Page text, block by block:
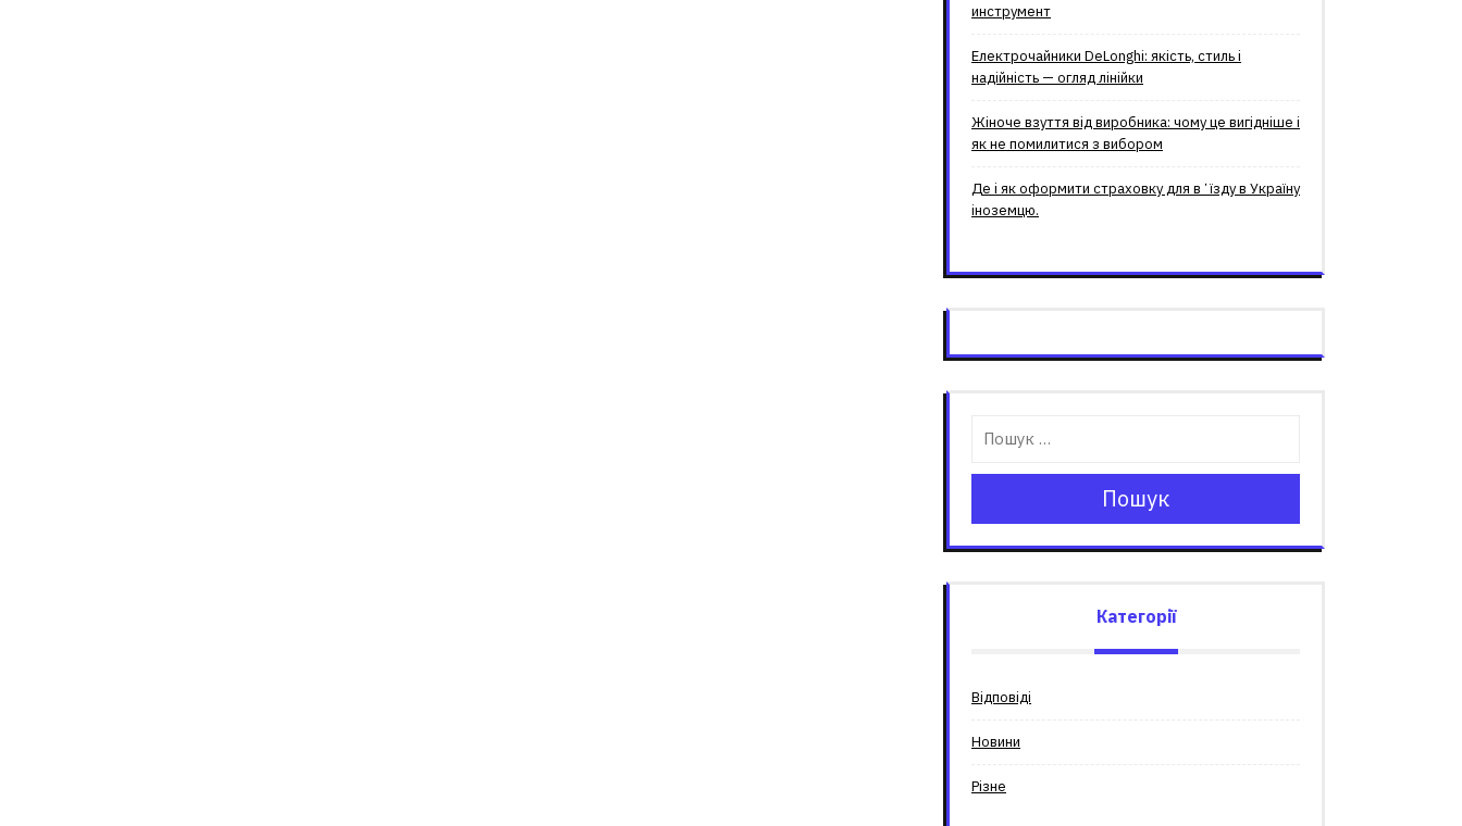
инструмент
Електрочайники DeLonghi: якість, стиль і
надійність — огляд лінійки
Жіноче взуття від виробника: чому це вигідніше і
як не помилитися з вибором
Де і як оформити страховку для вʼїзду в Україну
іноземцю.
Пошук
Категорії
Відповіді
Новини
Різне